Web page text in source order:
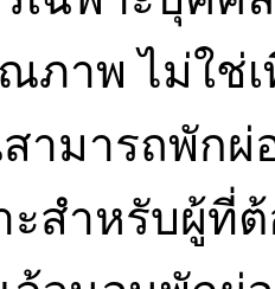
ภาพ ไม่ใช่
มารถพักผ่
ะสำหรับผู้ที่